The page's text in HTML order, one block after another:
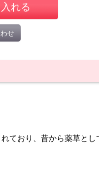
れる
せ
ており、昔から薬草とし